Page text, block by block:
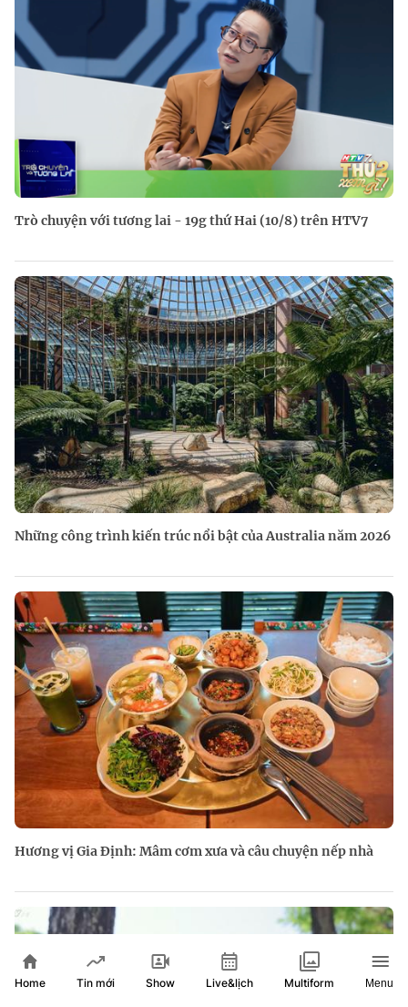
Trò chuyện với tương lai - 19g thứ Hai (10/8) trên HTV7
Những công trình kiến trúc nổi bật của Australia năm 2026
Hương vị Gia Định: Mâm cơm xưa và câu chuyện nếp nhà
Home Tin mới Show Live&lịch Multiform Menu